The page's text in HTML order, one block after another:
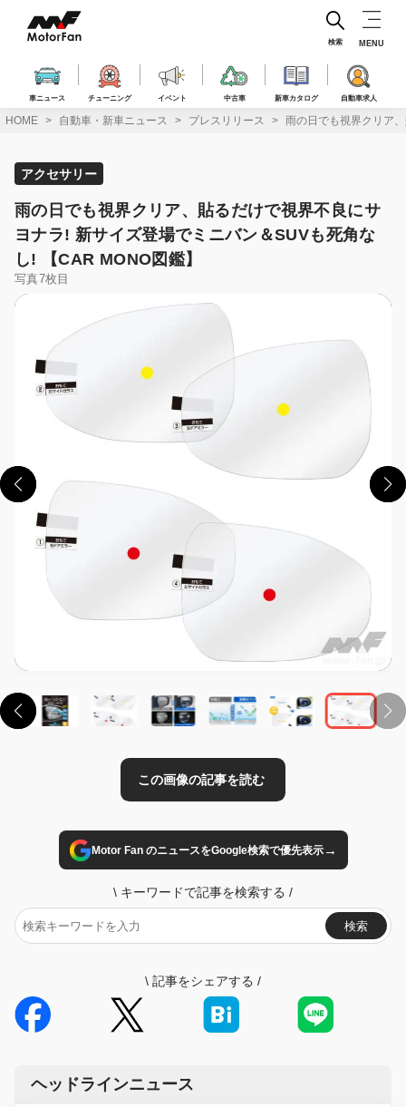
ス
車ニュース チューニング イベント 中古車 新車カタログ 自動車求人
検索 MENU
HOME 自動車・新車ニュース プレスリリース 雨の日でも視界クリア
アクセサリー
雨の日でも視界クリア、貼るだけで視界不良にサ
ヨナラ! 新サイズ登場でミニバン＆SUVも死角な
し! 【CAR MONO図鑑】
写真7枚目
この画像の記事を読む
Motor Fan のニュースをGoogle検索で優先表示→
\ キーワードで記事を検索する /
検索
\ 記事をシェアする /
ヘッドラインニュース